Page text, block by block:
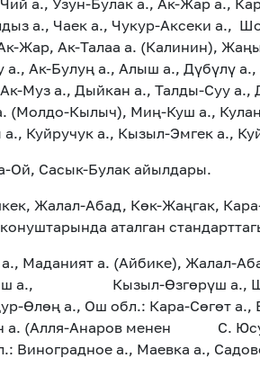
а., Узун-Булак а., Ак-Жар а.,
а., Чаек а., Чукур-Аксеки а.,
Жар, Ак-Талаа а. (Калинин),
Ак-Булуң а., Алыш а., Дүбүлү
Муз а., Дыйкан а., Талды-Суу
(Молдо-Кылыч), Миң-Куш а.,
а., Куйручук а., Кызыл-Эмгек а.,
Ой, Сасык-Булак айылдары.
Жалал-Абад, Көк-Жаңгак,
аталган
Маданият а. (Айбике), Жалал-
а., Кызыл-Өзгөрүш а.,
Өлөң а., Ош обл.: Кара-
а. (Алля-Анаров менен С.
Виноградное а., Маевка а.,